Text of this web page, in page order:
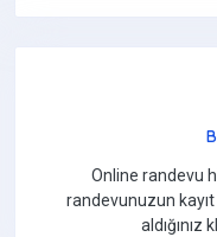
Online randevu
randevunuzun kayıt